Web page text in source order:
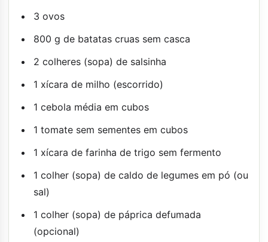
3 ovos
800 g de batatas cruas sem casca
2 colheres (sopa) de salsinha
1 xícara de milho (escorrido)
1 cebola média em cubos
1 tomate sem sementes em cubos
1 xícara de farinha de trigo sem fermento
1 colher (sopa) de caldo de legumes em pó (ou
sal)
1 colher (sopa) de páprica defumada
(opcional)